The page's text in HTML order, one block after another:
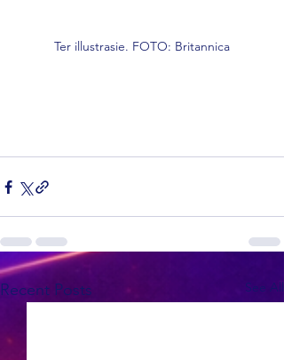
Ter illustrasie. FOTO: Britannica
Recent Posts See All